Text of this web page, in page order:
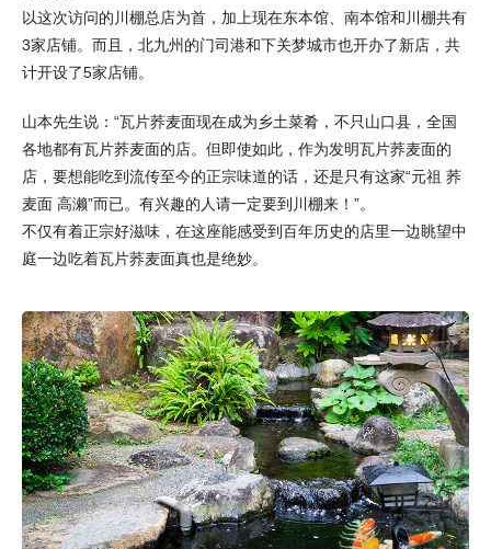
以这次访问的川棚总店为首，加上现在东本馆、南本馆和川棚共有
3家店铺。而且，北九州的门司港和下关梦城市也开办了新店，共
计开设了5家店铺。
山本先生说：“瓦片荞麦面现在成为乡土菜肴，不只山口县，全国
各地都有瓦片荞麦面的店。但即使如此，作为发明瓦片荞麦面的
店，要想能吃到流传至今的正宗味道的话，还是只有这家“元祖 荞
麦面 高濑”而已。有兴趣的人请一定要到川棚来！”。
不仅有着正宗好滋味，在这座能感受到百年历史的店里一边眺望中
庭一边吃着瓦片荞麦面真也是绝妙。